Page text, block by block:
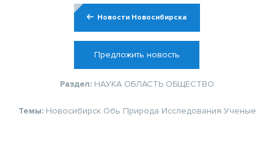
Новости Новосибирска
Предложить новость
Раздел: НАУКА ОБЛАСТЬ ОБЩЕСТВО
Темы: Новосибирск Обь Природа Исследования Ученые